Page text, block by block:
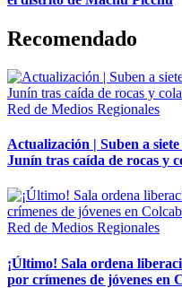
Recomendado
Red de Medios Regionales
Actualización | Suben a
Junín tras caída de rocas y
Red de Medios Regionales
¡Último! Sala ordena
por crímenes de jóvenes en